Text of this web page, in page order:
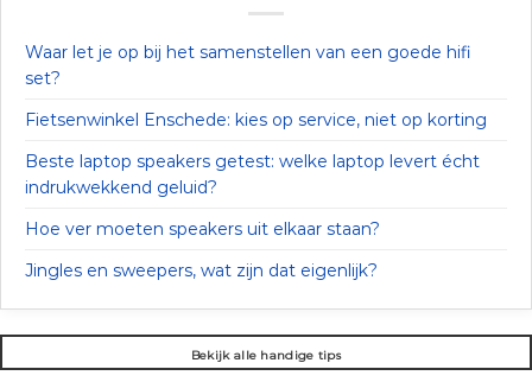
Waar let je op bij het samenstellen van een goede hifi
set?
Fietsenwinkel Enschede: kies op service, niet op korting
Beste laptop speakers getest: welke laptop levert écht
indrukwekkend geluid?
Hoe ver moeten speakers uit elkaar staan?
Jingles en sweepers, wat zijn dat eigenlijk?
Bekijk alle handige tips